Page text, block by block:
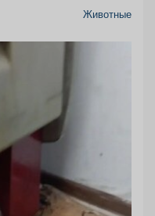
Животные